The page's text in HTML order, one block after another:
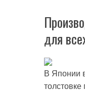
для
В Японии